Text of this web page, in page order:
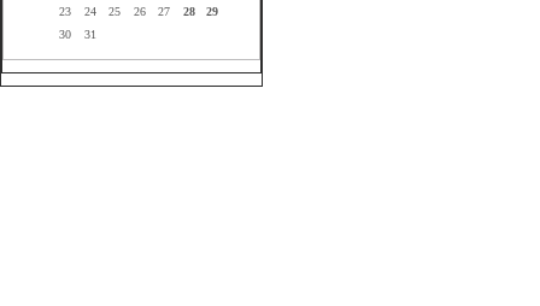
23
24 25 26 27 28
29
30
31